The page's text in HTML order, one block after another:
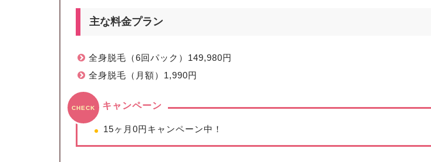
主な料金プラン
全身脱毛（6回パック）149,980円
全身脱毛（月額）1,990円
CHECK キャンペーン
15ヶ月0円キャンペーン中！